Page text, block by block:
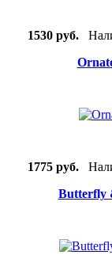
1530 руб.
1775 руб.
Butterfly